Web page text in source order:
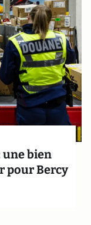
une bien
pour Bercy